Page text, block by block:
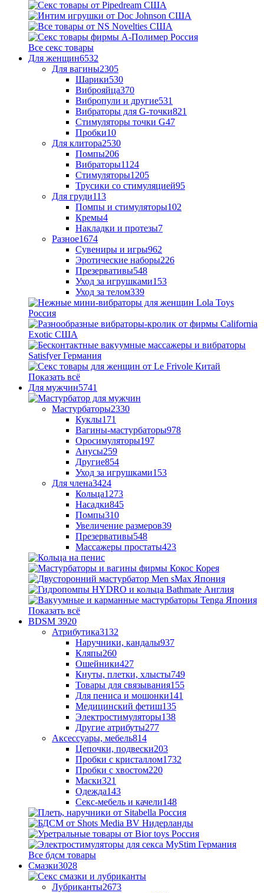
Все секс товары
Для женщин6532
Для вагины2305
Шарики530
Виброяйца370
Вибропули и другие531
Вибраторы для G-точки821
Стимуляторы точки G47
Пробки10
Для клитора2530
Помпы206
Вибраторы1124
Стимуляторы1205
Трусики со стимуляцией95
Для груди113
Помпы и стимуляторы102
Кремы4
Накладки и протезы7
Разное1674
Сувениры и игры962
Эротические наборы226
Презервативы548
Уход за игрушками153
Уход за телом339
Показать всё
Для мужчин5741
Мастурбаторы2330
Куклы171
Вагины-мастурбаторы978
Оросимуляторы197
Анусы259
Другие854
Уход за игрушками153
Для члена3424
Кольца1273
Насадки845
Помпы310
Увеличение размеров39
Презервативы548
Массажеры простаты423
Показать всё
BDSM 3920
Атрибутика3132
Наручники, кандалы937
Кляпы260
Ошейники427
Кнуты, плетки, хлысты749
Товары для связывания155
Для пениса и мошонки141
Медицинский фетиш135
Электростимуляторы138
Другие атрибуты277
Аксессуары, мебель814
Цепочки, подвески203
Пробки с кристаллом1732
Пробки с хвостом220
Маски321
Одежда143
Секс-мебель и качели148
Все бдсм товары
Смазки3028
Лубриканты2673